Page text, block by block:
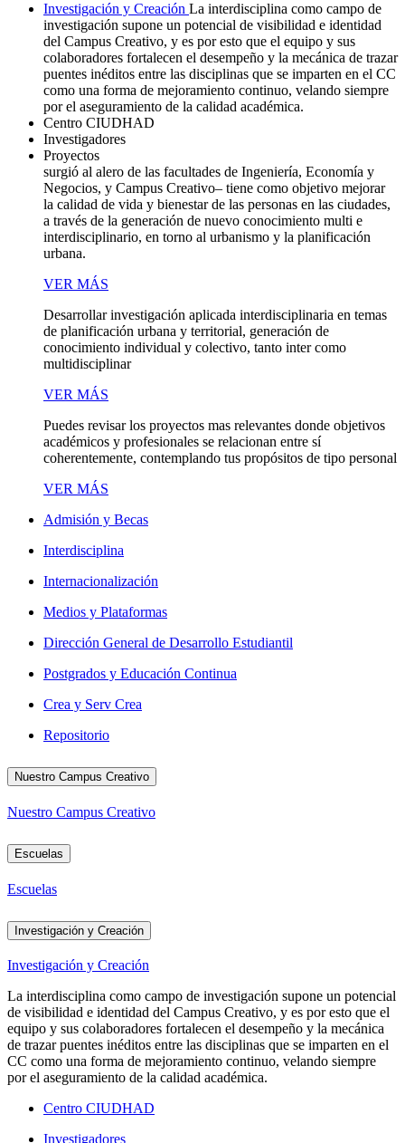
Investigación y Creación La interdisciplina como campo de
investigación supone un potencial de visibilidad e identidad
del Campus Creativo, y es por esto que el equipo y sus
colaboradores fortalecen el desempeño y la mecánica de trazar
puentes inéditos entre las disciplinas que se imparten en el CC
como una forma de mejoramiento continuo, velando siempre
por el aseguramiento de la calidad académica.
Centro CIUDHAD
Investigadores
Proyectos
surgió al alero de las facultades de Ingeniería, Economía y
Negocios, y Campus Creativo– tiene como objetivo mejorar
la calidad de vida y bienestar de las personas en las ciudades,
a través de la generación de nuevo conocimiento multi e
interdisciplinario, en torno al urbanismo y la planificación
urbana.
VER MÁS
Desarrollar investigación aplicada interdisciplinaria en temas
de planificación urbana y territorial, generación de
conocimiento individual y colectivo, tanto inter como
multidisciplinar
VER MÁS
Puedes revisar los proyectos mas relevantes donde objetivos
académicos y profesionales se relacionan entre sí
coherentemente, contemplando tus propósitos de tipo personal
VER MÁS
Admisión y Becas
Interdisciplina
Internacionalización
Medios y Plataformas
Dirección General de Desarrollo Estudiantil
Postgrados y Educación Continua
Crea y Serv Crea
Repositorio
Nuestro Campus Creativo
Nuestro Campus Creativo
Escuelas
Escuelas
Investigación y Creación
Investigación y Creación
La interdisciplina como campo de investigación supone un potencial
de visibilidad e identidad del Campus Creativo, y es por esto que el
equipo y sus colaboradores fortalecen el desempeño y la mecánica
de trazar puentes inéditos entre las disciplinas que se imparten en el
CC como una forma de mejoramiento continuo, velando siempre
por el aseguramiento de la calidad académica.
Centro CIUDHAD
Investigadores